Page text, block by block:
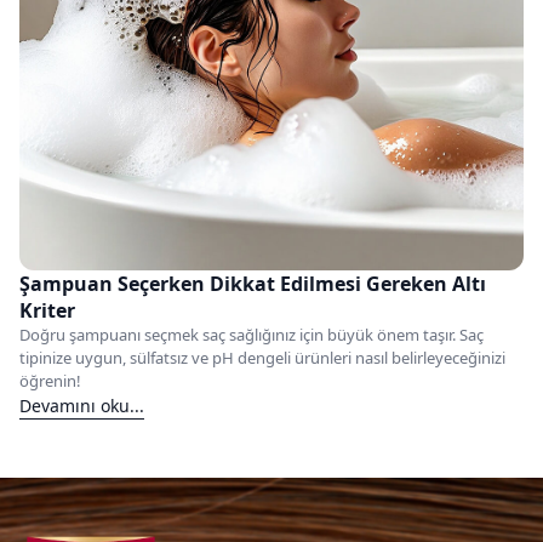
Şampuan Seçerken Dikkat Edilmesi Gereken Altı
Kriter
Doğru şampuanı seçmek saç sağlığınız için büyük önem taşır. Saç
tipinize uygun, sülfatsız ve pH dengeli ürünleri nasıl belirleyeceğinizi
öğrenin!
Devamını oku...